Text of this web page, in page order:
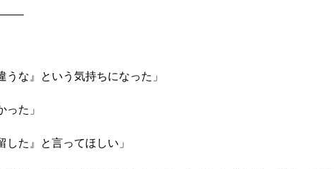
な』という気持ちになった」
た」
した』と言ってほしい」